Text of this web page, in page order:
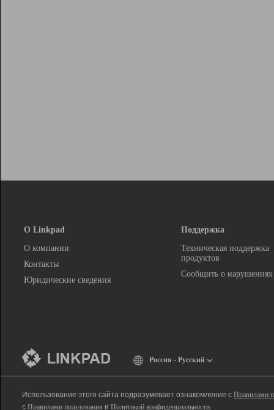
О Linkpad
О компании
Контакты
Юридические сведения
Поддержка
Техническая поддержка
продуктов
Сообщить о нарушениях
Россия - Русский
Использование этого сайта подразумевает ознакомление с Правилами
с Правилами пользования и Политикой конфиденциальности.